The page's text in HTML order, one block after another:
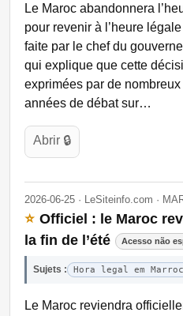
Le Maroc abandonnera
pour revenir à l’heure
faite par le chef du
qui explique que cette
exprimées par de
années de débat sur…
Abrir 🔒
2026-06-25 · LeSiteinfo.com ·
⭐ Officiel : le Maroc
la fin de l’été
Acesso não
Sujets : Hora legal em
Le Maroc reviendra